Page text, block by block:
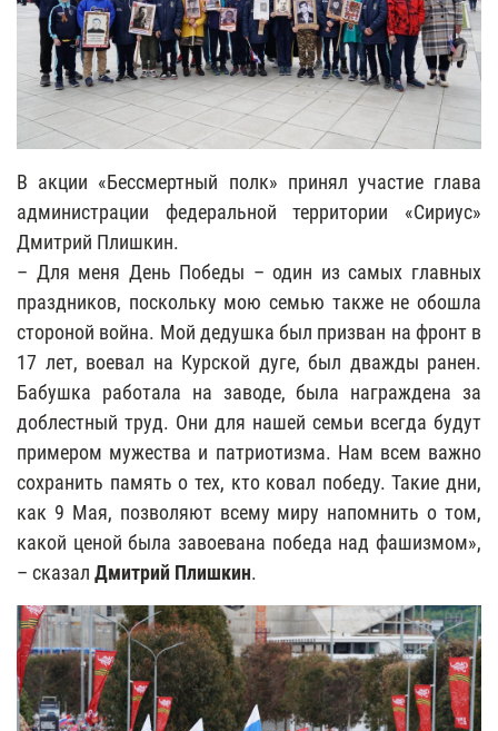
В акции «Бессмертный полк» принял участие глава
администрации федеральной территории «Сириус»
Дмитрий Плишкин.
– Для меня День Победы – один из самых главных
праздников, поскольку мою семью также не обошла
стороной война. Мой дедушка был призван на фронт в
17 лет, воевал на Курской дуге, был дважды ранен.
Бабушка работала на заводе, была награждена за
доблестный труд. Они для нашей семьи всегда будут
примером мужества и патриотизма. Нам всем важно
сохранить память о тех, кто ковал победу. Такие дни,
как 9 Мая, позволяют всему миру напомнить о том,
какой ценой была завоевана победа над фашизмом»,
– сказал Дмитрий Плишкин.